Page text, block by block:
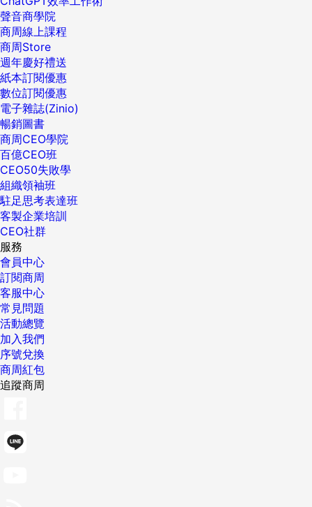
聲音商學院
商周線上課程
商周Store
週年慶好禮送
紙本訂閱優惠
數位訂閱優惠
電子雜誌(Zinio)
暢銷圖書
商周CEO學院
百億CEO班
CEO50失敗學
組織領袖班
駐足思考表達班
客製企業培訓
CEO社群
服務
會員中心
訂閱商周
客服中心
常見問題
活動總覽
加入我們
序號兌換
商周紅包
追蹤商周